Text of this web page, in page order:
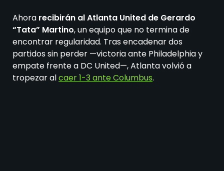
Ahora recibirán al Atlanta United de Gerardo
“Tata” Martino, un equipo que no termina de
encontrar regularidad. Tras encadenar dos
partidos sin perder —victoria ante Philadelphia y
empate frente a DC United—, Atlanta volvió a
tropezar alcaer 1-3 ante Columbus.